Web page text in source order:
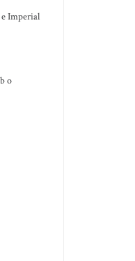
Imperial
o